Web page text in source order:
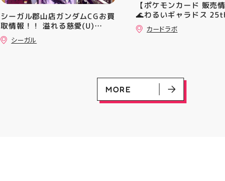
━━━━━━━━━━━━━━
━ #アティ郡山 #郡山 #郡山グ
ルメ #郡山BBQ #ビアガーデン
#お祭りBBQ #屋台グルメ #手
おでかけ #夏の思い出 #BBQ
シーガル郡山店ガンダムCGお買
取情報！！ 溢れる慈愛(U)
(GD01-118) ￥30 覚悟の表れ
(U)(GD01-100) ￥30 ﾌﾗｯﾄ(ﾐﾘ
シーガル
【ポケモンカード 販売
🌊わるいギャラドス
ーリエのピッピex 🔮ミ
vmax UR 入荷いたしま
カードラボ
MORE